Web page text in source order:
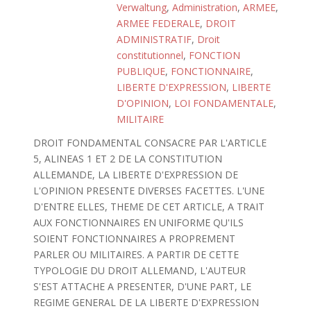
Verwaltung, Administration, ARMEE,
ARMEE FEDERALE, DROIT
ADMINISTRATIF, Droit
constitutionnel, FONCTION
PUBLIQUE, FONCTIONNAIRE,
LIBERTE D'EXPRESSION, LIBERTE
D'OPINION, LOI FONDAMENTALE,
MILITAIRE
DROIT FONDAMENTAL CONSACRE PAR L'ARTICLE
5, ALINEAS 1 ET 2 DE LA CONSTITUTION
ALLEMANDE, LA LIBERTE D'EXPRESSION DE
L'OPINION PRESENTE DIVERSES FACETTES. L'UNE
D'ENTRE ELLES, THEME DE CET ARTICLE, A TRAIT
AUX FONCTIONNAIRES EN UNIFORME QU'ILS
SOIENT FONCTIONNAIRES A PROPREMENT
PARLER OU MILITAIRES. A PARTIR DE CETTE
TYPOLOGIE DU DROIT ALLEMAND, L'AUTEUR
S'EST ATTACHE A PRESENTER, D'UNE PART, LE
REGIME GENERAL DE LA LIBERTE D'EXPRESSION